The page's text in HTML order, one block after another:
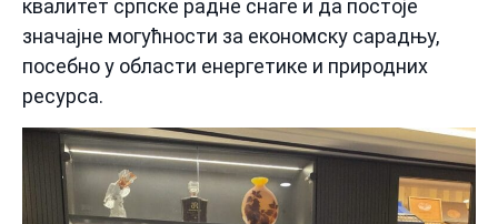
квалитет српске радне снаге и да постоје
значајне могућности за економску сарадњу,
посебно у области енергетике и природних
ресурса.